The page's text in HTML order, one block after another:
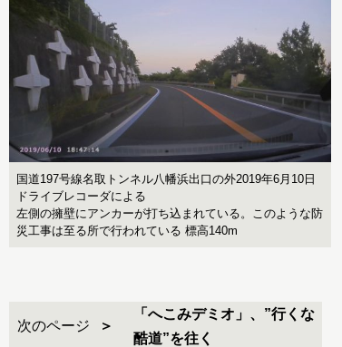
国道197号線名取トンネル八幡浜出口の外2019年6月10日
ドライブレコーダによる
左側の擁壁にアンカーが打ち込まれている。このような防
災工事は至る所で行われている 標高140m
次のページ
「へこみデミオ」、”行くな
酷道”を往く